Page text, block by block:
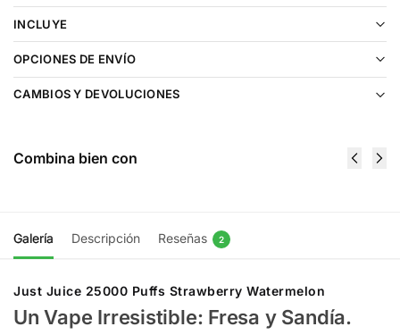
INCLUYE
OPCIONES DE ENVÍO
CAMBIOS Y DEVOLUCIONES
Combina bien con
Galería Descripción Reseñas 2
Just Juice 25000 Puffs Strawberry Watermelon
Un Vape Irresistible: Fresa y Sandía.